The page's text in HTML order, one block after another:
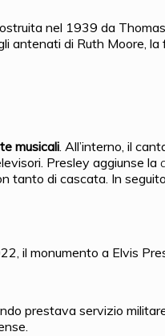
nel 1939 da
di Ruth Moore,
musicali. All’interno, il
Presley aggiunse la
tanto di cascata. In
il monumento a Elvis
prestava servizio